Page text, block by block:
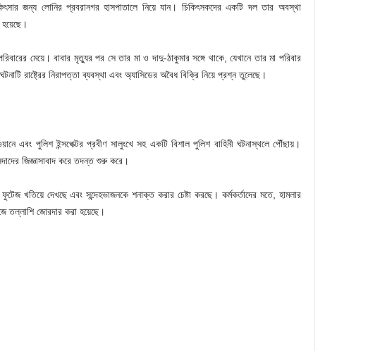
জন্য লোনির প্রবরানগর হাসপাতালে নিয়ে যান। চিকিৎসকদের একটি দল তার অবস্থা
মেয়ে। বাবার মৃত্যুর পর সে তার মা ও দাদু-ঠাকুমার সঙ্গে থাকে, যেখানে তার মা পরিবার
রাষ্ট্রের নিরাপত্তা ব্যবস্থা এবং অ্যাসিডের অবৈধ বিক্রি নিয়ে প্রশ্ন তুলেছে।
এবং পুলিশ ইন্সপেক্টর প্রবীণ সালুংখে সহ একটি বিশাল পুলিশ বাহিনী ঘটনাস্থলে পৌঁছায়।
জিজ্ঞাসাবাদ করে তদন্ত শুরু করে।
খতিয়ে দেখছে এবং সন্দেহভাজনকে শনাক্ত করার চেষ্টা করছে। কর্মকর্তাদের মতে, হামলার
তল্লাশি জোরদার করা হয়েছে।